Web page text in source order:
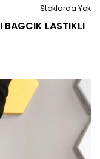
Stoklarda Yok
BAGCIK LASTIKLI